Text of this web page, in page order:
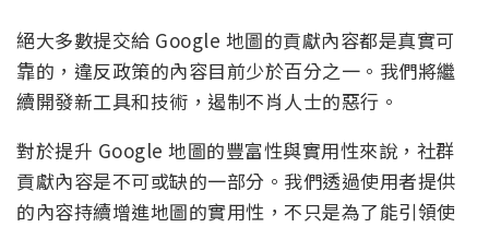
絕大多數提交給 Google 地圖的貢獻內容都是真實可
靠的，違反政策的內容目前少於百分之一。我們將繼
續開發新工具和技術，遏制不肖人士的惡行。
對於提升 Google 地圖的豐富性與實用性來說，社群
貢獻內容是不可或缺的一部分。我們透過使用者提供
的內容持續增進地圖的實用性，不只是為了能引領使